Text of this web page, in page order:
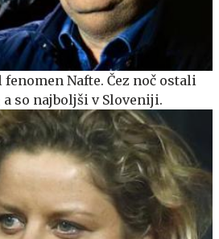
Nafte. Čez noč ostali
so najboljši v Sloveniji.